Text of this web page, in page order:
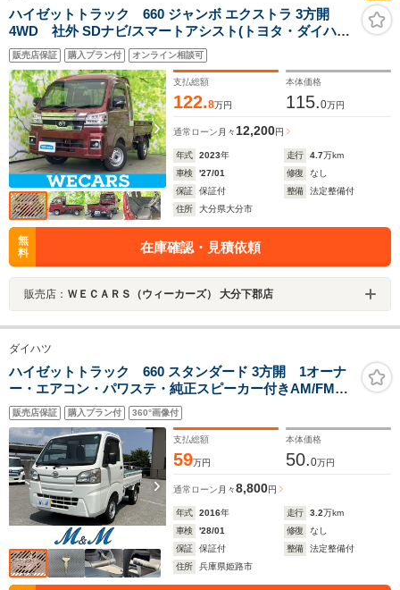
ハイゼットトラック 660 ジャンボ エクストラ 3方開
4WD 社外 SDナビ/スマートアシスト(トヨタ・ダイハ
ツ)/ドライブレコーダー 社外/ヘッドランプ
LED/Bluetooth接続/EBD付ABS/横滑り防止装置/アイド
リングストップ
販売店保証 購入プラン付 オンライン相談可
支払総額
122.8万円
本体価格
115.0万円
通常ローン 月々12,200円
年式 2023年 走行 4.7万km
車検
'27/01 修復
なし
保証
保証付 整備
法定整備付
住所
大分県大分市
無
料
在庫確認・見積依頼
販売店： ＷＥＣＡＲＳ（ウィーカーズ） 大分下郡店
ダイハツ
ハイゼットトラック 660 スタンダード 3方開 1オーナ
ー・エアコン・パワステ・純正スピーカー付きAM/FMラ
ジオ・エアバック・シートバックホルダー
販売店保証 購入プラン付 360°画像付
支払総額
59万円
本体価格
50.0万円
通常ローン 月々8,800円
年式 2016年 走行 3.2万km
車検
'28/01 修復
なし
保証
保証付 整備
法定整備付
住所
兵庫県姫路市